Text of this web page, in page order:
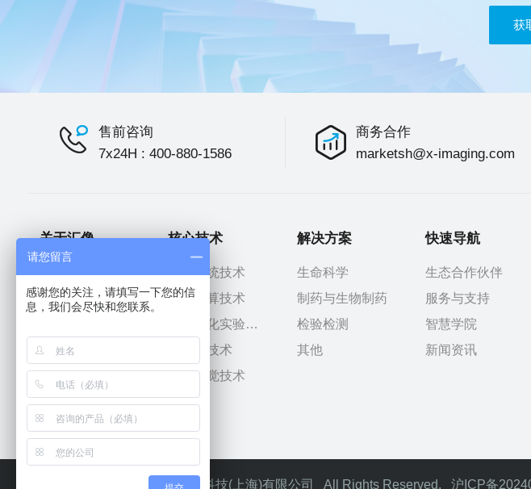
获
售前咨询
7x24H : 400-880-1586
商务合作
marketsh@x-imaging.com
关于汇像
汇像介绍
使命愿景
发展历程
荣誉资质
生态合作伙伴
核心技术
操作系统技术
智能计算技术
智能生化实验技术
机器人技术
机器视觉技术
解决方案
生命科学
制药与生物制药
检验检测
其他
快速导航
生态合作伙伴
服务与支持
智慧学院
新闻资讯
Copyright © 2024 汇像智能科技(上海)有限公司 All Rights Reserved. 沪ICP备
请您留言
感谢您的关注，请填写一下您的信
息，我们会尽快和您联系。